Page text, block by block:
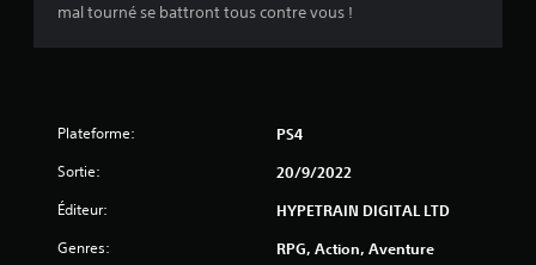
v
mal tourné se battront tous contre vous !
Plateforme: PS4
Sortie: 20/9/2022
Éditeur: HYPETRAIN DIGITAL LTD
Genres: RPG, Action, Aventure